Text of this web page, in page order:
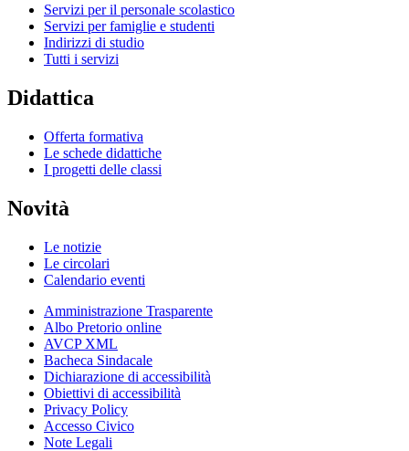
Servizi per il personale scolastico
Servizi per famiglie e studenti
Indirizzi di studio
Tutti i servizi
Didattica
Offerta formativa
Le schede didattiche
I progetti delle classi
Novità
Le notizie
Le circolari
Calendario eventi
Amministrazione Trasparente
Albo Pretorio online
AVCP XML
Bacheca Sindacale
Dichiarazione di accessibilità
Obiettivi di accessibilità
Privacy Policy
Accesso Civico
Note Legali